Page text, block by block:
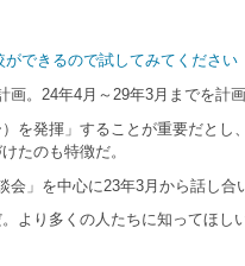
できるので試してみてください
。24年4月～29年3月までを計画
発揮」することが重要だと
たのも特徴だ。
」を中心に23年3月から話し合
り多くの人たちに知ってほし